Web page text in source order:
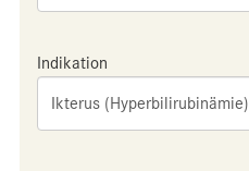
Indikation
Ikterus (Hyperbilirubinämie)